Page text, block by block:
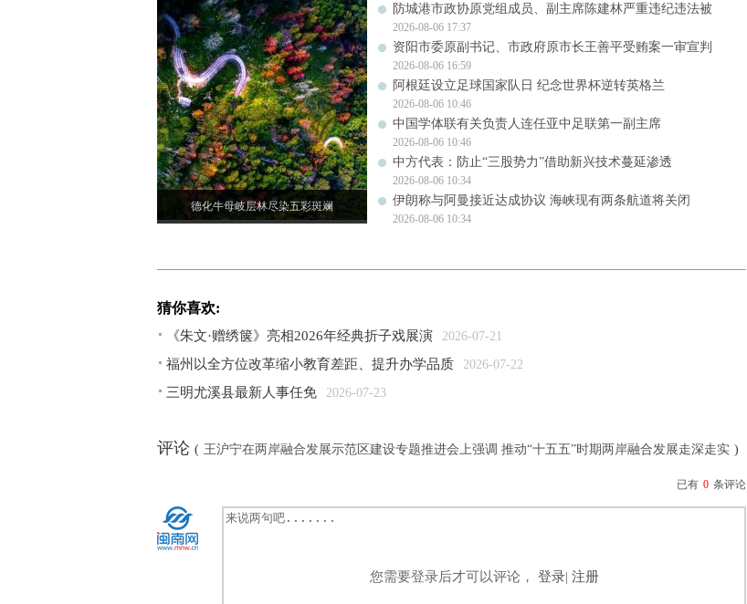
德化牛母岐层林尽染五彩斑斓
防城港市政协原党组成员、副主席陈建林严重违纪违法被
2026-08-06 17:37
资阳市委原副书记、市政府原市长王善平受贿案一审宣判
2026-08-06 16:59
阿根廷设立足球国家队日 纪念世界杯逆转英格兰
2026-08-06 10:46
中国学体联有关负责人连任亚中足联第一副主席
2026-08-06 10:46
中方代表：防止“三股势力”借助新兴技术蔓延渗透
2026-08-06 10:34
伊朗称与阿曼接近达成协议 海峡现有两条航道将关闭
2026-08-06 10:34
猜你喜欢:
《朱文·赠绣箧》亮相2026年经典折子戏展演 2026-07-21
福州以全方位改革缩小教育差距、提升办学品质 2026-07-22
三明尤溪县最新人事任免 2026-07-23
评论 ( 王沪宁在两岸融合发展示范区建设专题推进会上强调 推动“十五五”时期两岸融合发展走深走实 )
已有 0 条评论
您需要登录后才可以评论， 登录| 注册